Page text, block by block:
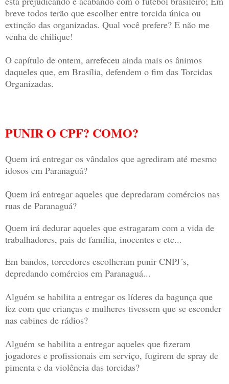
breve todos terão que escolher entre torcida única ou
extinção das organizadas. Qual você prefere? E não me
venha de chilique!
O capítulo de ontem, arrefeceu ainda mais os ânimos
daqueles que, em Brasília, defendem o fim das Torcidas
Organizadas.
PUNIR O CPF? COMO?
Quem irá entregar os vândalos que agrediram até mesmo
idosos em Paranaguá?
Quem irá entregar aqueles que depredaram comércios nas
ruas de Paranaguá?
Quem irá dedurar aqueles que estragaram com a vida de
trabalhadores, pais de família, inocentes e etc...
Em bandos, torcedores escolheram punir CNPJ´s,
depredando comércios em Paranaguá...
Alguém se habilita a entregar os líderes da bagunça que
fez com que crianças e mulheres tivessem que se esconder
nas cabines de rádios?
Alguém se habilita a entregar aqueles que fizeram
jogadores e profissionais em serviço, fugirem de spray de
pimenta e da violência das torcidas?